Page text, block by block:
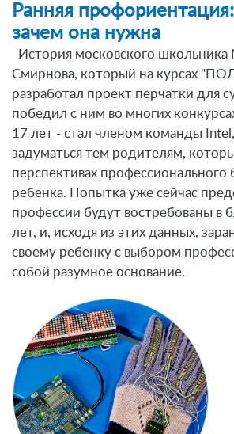
Ранняя
зачем она нужна
История московского школьника
Смирнова, который на курсах
разработал проект перчатки для
победил с ним во многих
17 лет - стал членом команды
задуматься тем родителям,
перспективах профессионального
ребенка. Попытка уже сейчас
профессии будут востребованы в
лет, и, исходя из этих данных,
своему ребенку с выбором
собой разумное основание.